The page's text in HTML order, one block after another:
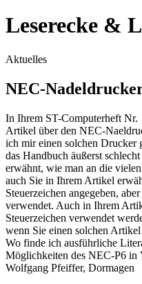
Leserecke &
Aktuelles
NEC-
In Ihrem ST-Computerheft Nr.
Artikel über den NEC-
ich mir einen solchen Drucker
das Handbuch äußerst
erwähnt, wie man an die
auch Sie in Ihrem Artikel
Steuerzeichen angegeben,
verwendet. Auch in Ihrem
Steuerzeichen verwendet
wenn Sie einen solchen Artikel
Wo finde ich ausführliche
Möglichkeiten des NEC-P6 in
Wolfgang Pfeiffer, Dormagen